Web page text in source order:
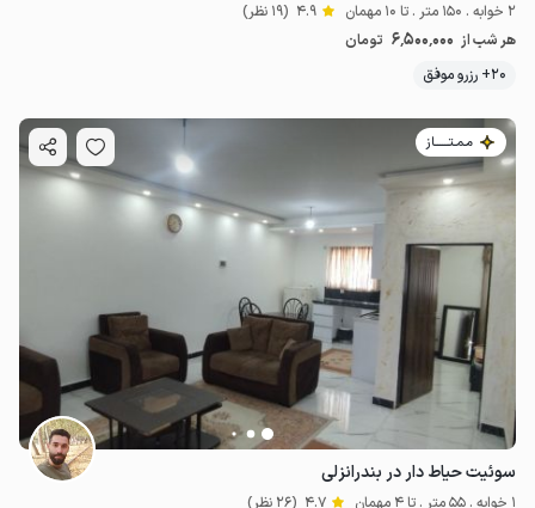
2 خوابه . 150 متر . تا 10 مهمان 4.9 (19 نظر)
هر شب از 6٬500٬000 تومان
20+ رزرو موفق
مـمـتــــــاز
سوئیت حیاط دار در بندرانزلی
1 خوابه . 55 متر . تا 4 مهمان 4.7 (26 نظر)